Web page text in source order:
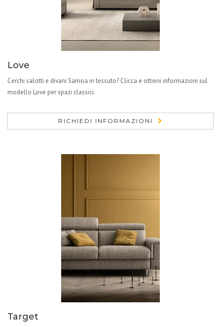
Love
Cerchi salotti e divani Samoa in tessuto? Clicca e ottieni informazioni sul
modello Love per spazi classici.
RICHIEDI INFORMAZIONI
Target